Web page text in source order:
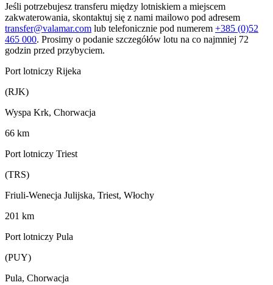
Jeśli potrzebujesz transferu między lotniskiem a miejscem
zakwaterowania, skontaktuj się z nami mailowo pod adresem
transfer@valamar.com lub telefonicznie pod numerem +385 (0)52
465 000. Prosimy o podanie szczegółów lotu na co najmniej 72
godzin przed przybyciem.
Port lotniczy Rijeka
(RJK)
Wyspa Krk, Chorwacja
66 km
Port lotniczy Triest
(TRS)
Friuli-Wenecja Julijska, Triest, Włochy
201 km
Port lotniczy Pula
(PUY)
Pula, Chorwacja